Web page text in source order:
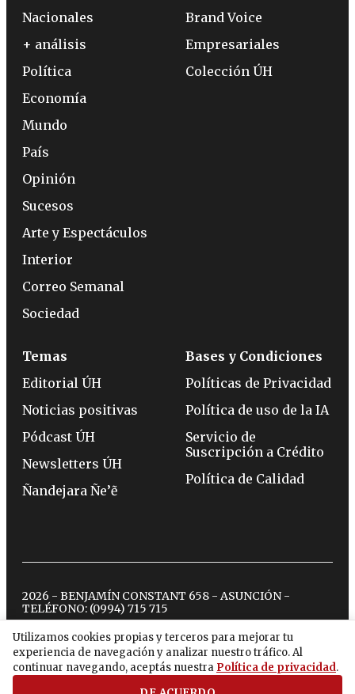
Utilizamos cookies propias y terceros para mejorar tu
experiencia de navegación y analizar nuestro tráfico. Al
continuar navegando, aceptás nuestra Política de privacidad.
Nacionales
+ análisis
Política
Economía
Mundo
País
Opinión
Sucesos
Arte y Espectáculos
Interior
Correo Semanal
Sociedad
Brand Voice
Empresariales
Colección ÚH
Temas
Editorial ÚH
Noticias positivas
Pódcast ÚH
Newsletters ÚH
Ñandejara Ñe’ẽ
Bases y Condiciones
Políticas de Privacidad
Política de uso de la IA
Servicio de
Suscripción a Crédito
Política de Calidad
2026 - BENJAMÍN CONSTANT 658 - ASUNCIÓN -
TELÉFONO: (0994) 715 715
twitterinstagram
facebook
tiktokyoutubespotify